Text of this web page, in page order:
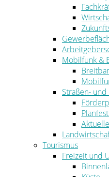
Mobilfunk &
Straßen-
Tourismus
Freizeit und